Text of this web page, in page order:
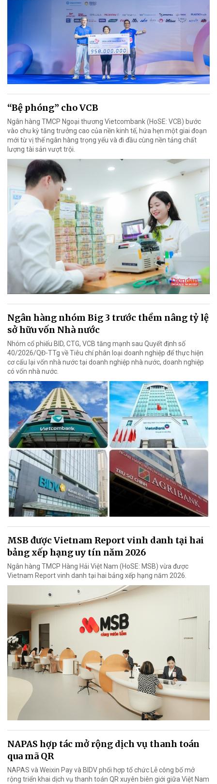
“Bệ phóng” cho VCB
Ngân hàng TMCP Ngoại thương Vietcombank (HoSE: VCB) bước
vào chu kỳ tăng trưởng cao của nền kinh tế, hứa hẹn một giai đoạn
mới từ vị thế ngân hàng trọng yếu và đi đầu cùng nền tảng chất
lượng tài sản vượt trội.
Ngân hàng nhóm Big 3 trước thềm nâng tỷ lệ
sở hữu vốn Nhà nước
Nhóm cổ phiếu BID, CTG, VCB tăng mạnh sau Quyết định số
40/2026/QĐ-TTg về Tiêu chí phân loại doanh nghiệp để thực hiện
cơ cấu lại vốn nhà nước tại doanh nghiệp nhà nước, doanh nghiệp
có vốn nhà nước.
MSB được Vietnam Report vinh danh tại hai
bảng xếp hạng uy tín năm 2026
Ngân hàng TMCP Hàng Hải Việt Nam (HoSE: MSB) vừa được
Vietnam Report vinh danh tại hai bảng xếp hạng năm 2026.
NAPAS hợp tác mở rộng dịch vụ thanh toán
qua mã QR
NAPAS và Weixin Pay và BIDV phối hợp tổ chức Lễ công bố mở
rộng triển khai dịch vụ thanh toán QR xuyên biên giới giữa Việt Nam